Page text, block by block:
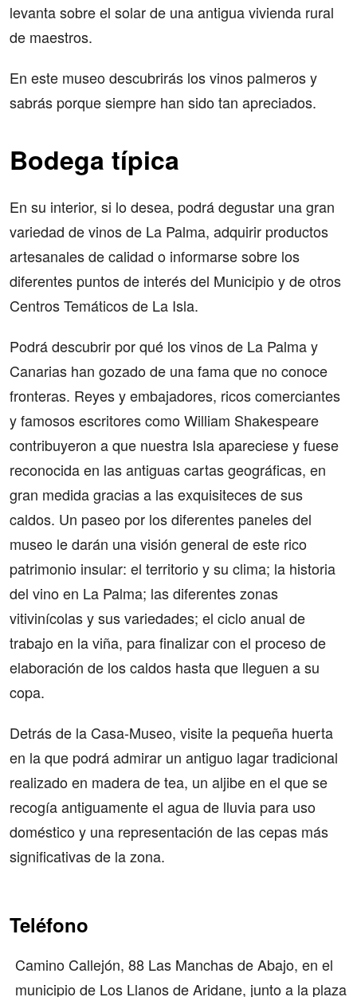
levanta sobre el solar de una antigua vivienda rural
de maestros.
En este museo descubrirás los vinos palmeros y
sabrás porque siempre han sido tan apreciados.
Bodega típica
En su interior, si lo desea, podrá degustar una gran
variedad de vinos de La Palma, adquirir productos
artesanales de calidad o informarse sobre los
diferentes puntos de interés del Municipio y de otros
Centros Temáticos de La Isla.
Podrá descubrir por qué los vinos de La Palma y
Canarias han gozado de una fama que no conoce
fronteras. Reyes y embajadores, ricos comerciantes
y famosos escritores como William Shakespeare
contribuyeron a que nuestra Isla apareciese y fuese
reconocida en las antiguas cartas geográficas, en
gran medida gracias a las exquisiteces de sus
caldos. Un paseo por los diferentes paneles del
museo le darán una visión general de este rico
patrimonio insular: el territorio y su clima; la historia
del vino en La Palma; las diferentes zonas
vitivinícolas y sus variedades; el ciclo anual de
trabajo en la viña, para finalizar con el proceso de
elaboración de los caldos hasta que lleguen a su
copa.
Detrás de la Casa-Museo, visite la pequeña huerta
en la que podrá admirar un antiguo lagar tradicional
realizado en madera de tea, un aljibe en el que se
recogía antiguamente el agua de lluvia para uso
doméstico y una representación de las cepas más
significativas de la zona.
Teléfono
Camino Callejón, 88 Las Manchas de Abajo, en el
municipio de Los Llanos de Aridane, junto a la plaza